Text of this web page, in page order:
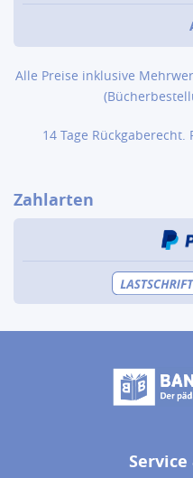
Alle Preise inklusive
14 Tage Rückgaberecht.
Zahlarten